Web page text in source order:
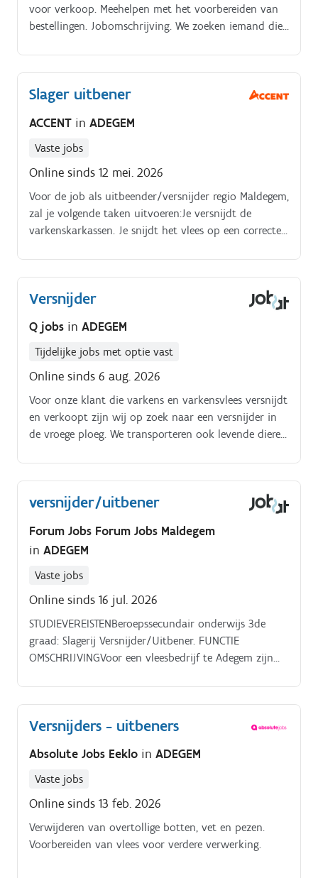
voor verkoop. Meehelpen met het voorbereiden van
bestellingen. Jobomschrijving. We zoeken iemand die
Slager uitbener
ACCENT in ADEGEM
Vaste jobs
Online sinds 12 mei. 2026
Voor de job als uitbeender/versnijder regio Maldegem,
zal je volgende taken uitvoeren:Je versnijdt de
varkenskarkassen. Je snijdt het vlees op een correcte
verder te verwerken. Je staat er op om kwaliteit te
leveren
Versnijder
Q jobs in ADEGEM
Tijdelijke jobs met optie vast
Online sinds 6 aug. 2026
Voor onze klant die varkens en varkensvlees versnijdt
en verkoopt zijn wij op zoek naar een versnijder in
de vroege ploeg. We transporteren ook levende dieren
versnijder/uitbener
Forum Jobs Forum Jobs Maldegem
in ADEGEM
Vaste jobs
Online sinds 16 jul. 2026
STUDIEVEREISTENBeroepssecundair onderwijs 3de
graad: Slagerij Versnijder/Uitbener. FUNCTIE
OMSCHRIJVINGVoor een vleesbedrijf te Adegem zijn
van vlees? Kan je tegen bloed?
Versnijders - uitbeners
Absolute Jobs Eeklo in ADEGEM
Vaste jobs
Online sinds 13 feb. 2026
Verwijderen van overtollige botten, vet en pezen.
Voorbereiden van vlees voor verdere verwerking.